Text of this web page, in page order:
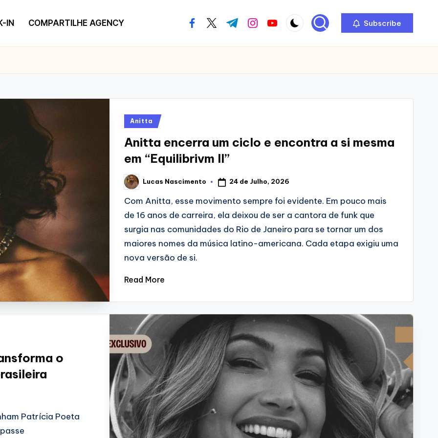
IN COMPARTILHE AGENCY facebook.com
twitter.com
t.me instagram.com
youtube.com Subscribe
Posted
Anitta
Anitta encerra um ciclo e encontra a si mesma
em “Equilibrivm II”
Posted
by
Lucas Nascimento 24 de Julho, 2026
Com Anitta, esse movimento sempre foi evidente. Em pouco mais
de 16 anos de carreira, ela deixou de ser a cantora de funk que
surgia nas comunidades do Rio de Janeiro para se tornar um dos
maiores nomes da música latino-americana. Cada etapa exigiu uma
nova versão de si.
Read More
o
Patrícia Poeta